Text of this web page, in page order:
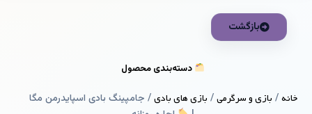
بازگشت
دسته‌بندی محصول
خانه/ بازی و سرگرمی/ بازی های بادی/ جامپینگ بادی اسپایدرمن مگا